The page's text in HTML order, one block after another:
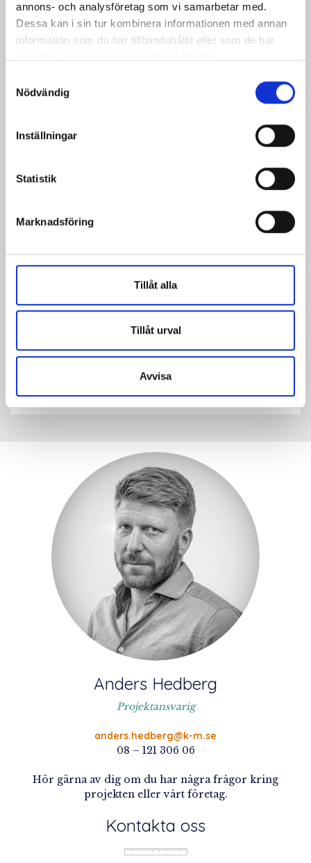
annons- och analysföretag som vi samarbetar med.
Dessa kan i sin tur kombinera informationen med annan
information som du har tillhandahållit eller som de har
Nödvändig
Inställningar
Statistik
Marknadsföring
Tillåt alla
Tillåt urval
Avvisa
Villa Falken
Plats: Östhammar
ICA Östhammar
ICA Fastigheter
Anders Hedberg
Projektansvarig
anders.hedberg@k-m.se
08 – 121 306 06
Hör gärna av dig om du har några frågor kring
projekten eller vårt företag.
Kontakta oss